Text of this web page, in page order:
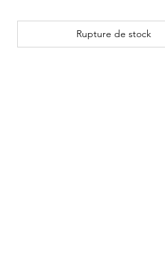
Rupture de stock